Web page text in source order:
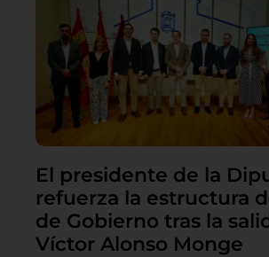
El presidente de la
refuerza la estructura
de Gobierno tras la
Víctor Alonso Monge